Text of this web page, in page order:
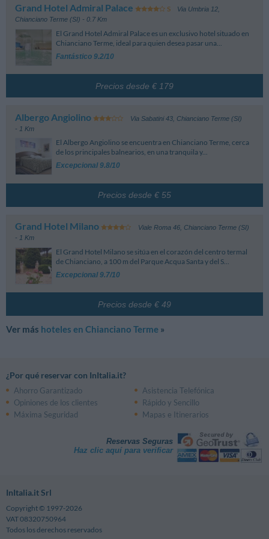
Grosseto
Aeroporto Amerigo Vespucci
días antes de la llegada.
En caso de cancelación fuera de ese plazo, o de no presentarse en el hotel,
se le cobrará el importe de la primera noche.
Ningún pago por adelantado, el pago de esta habitación se efectuará
directamente en el hotel.
Importante: los términos indicados se refieren a las reservas estándar,
pudiendo variar según el periodo de la estancia, las habitaciones y las
tarifas. Preste atención a los detalles de las tarifas en fase de reserva.
Grand Hotel Admiral Palace Via Umbria 12
Chianciano Terme (SI) - 0.7 Km
El Grand Hotel Admiral Palace es un exclusivo hotel situado en
Chianciano Terme, ideal para quien desea pasar una...
Fantástico 9.2/10
Precios desde € 179
Albergo Angiolino Via Sabatini 43, Chianciano Terme (SI)
- 1 Km
El Albergo Angiolino se encuentra en Chianciano Terme, cerca
de los principales balnearios, en una tranquila y...
Excepcional 9.8/10
Precios desde € 55
Grand Hotel Milano Viale Roma 46, Chianciano Terme (SI)
- 1 Km
El Grand Hotel Milano se sitúa en el corazón del centro termal
de Chianciano, a 100 m del Parque Acqua Santa y del S...
Excepcional 9.7/10
Precios desde € 49
Ver más hoteles en Chianciano Terme »
¿Por qué reservar con InItalia.it?
Ahorro Garantizado
Asistencia Telefónica
Opiniones de los clientes
Rápido y Sencillo
Máxima Seguridad
Mapas e Itinerarios
Reservas Seguras
Haz clic aquí para verificar
InItalia.it Srl
Copyright © 1997-2026
VAT 08320750964
Todos los derechos reservados